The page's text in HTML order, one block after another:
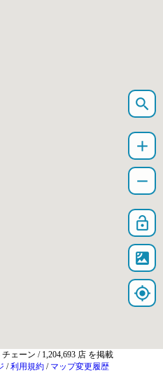
search
add
remove
lock_open
satellite
my_location
チェーン / 1,204,693 店 を掲載
/利用規約 / マップ変更履歴